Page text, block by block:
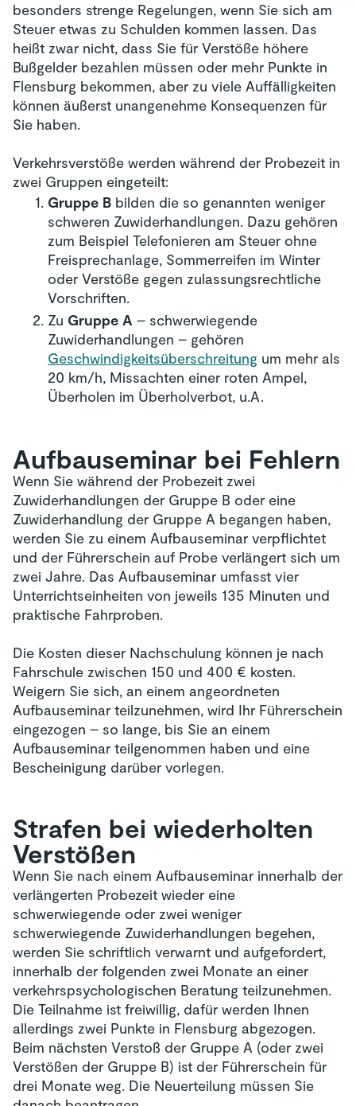
besonders strenge Regelungen, wenn Sie sich am
Steuer etwas zu Schulden kommen lassen. Das
heißt zwar nicht, dass Sie für Verstöße höhere
Bußgelder bezahlen müssen oder mehr Punkte in
Flensburg bekommen, aber zu viele Auffälligkeiten
können äußerst unangenehme Konsequenzen für
Sie haben.
Verkehrsverstöße werden während der Probezeit in
zwei Gruppen eingeteilt:
Gruppe B bilden die so genannten weniger
schweren Zuwiderhandlungen. Dazu gehören
zum Beispiel Telefonieren am Steuer ohne
Freisprechanlage, Sommerreifen im Winter
oder Verstöße gegen zulassungsrechtliche
Vorschriften.
Zu Gruppe A – schwerwiegende
Zuwiderhandlungen – gehören
Geschwindigkeitsüberschreitung um mehr als
20 km/h, Missachten einer roten Ampel,
Überholen im Überholverbot, u.A.
Aufbauseminar bei Fehlern
Wenn Sie während der Probezeit zwei
Zuwiderhandlungen der Gruppe B oder eine
Zuwiderhandlung der Gruppe A begangen haben,
werden Sie zu einem Aufbauseminar verpflichtet
und der Führerschein auf Probe verlängert sich um
zwei Jahre. Das Aufbauseminar umfasst vier
Unterrichtseinheiten von jeweils 135 Minuten und
praktische Fahrproben.
Die Kosten dieser Nachschulung können je nach
Fahrschule zwischen 150 und 400 € kosten.
Weigern Sie sich, an einem angeordneten
Aufbauseminar teilzunehmen, wird Ihr Führerschein
eingezogen – so lange, bis Sie an einem
Aufbauseminar teilgenommen haben und eine
Bescheinigung darüber vorlegen.
Strafen bei wiederholten
Verstößen
Wenn Sie nach einem Aufbauseminar innerhalb der
verlängerten Probezeit wieder eine
schwerwiegende oder zwei weniger
schwerwiegende Zuwiderhandlungen begehen,
werden Sie schriftlich verwarnt und aufgefordert,
innerhalb der folgenden zwei Monate an einer
verkehrspsychologischen Beratung teilzunehmen.
Die Teilnahme ist freiwillig, dafür werden Ihnen
allerdings zwei Punkte in Flensburg abgezogen.
Beim nächsten Verstoß der Gruppe A (oder zwei
Verstößen der Gruppe B) ist der Führerschein für
drei Monate weg. Die Neuerteilung müssen Sie